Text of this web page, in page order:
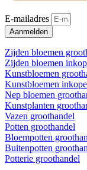
E-mailadres
Aanmelden
Zijden bloemen
Zijden bloemen
Kunstbloemen
Kunstbloemen
Nep bloemen
Kunstplanten
Vazen groothandel
Potten groothandel
Bloempotten
Buitenpotten
Potterie groothandel